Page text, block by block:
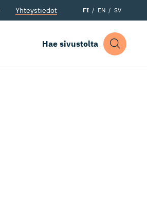
Yhteystiedot FI EN SV
Hae sivustolta